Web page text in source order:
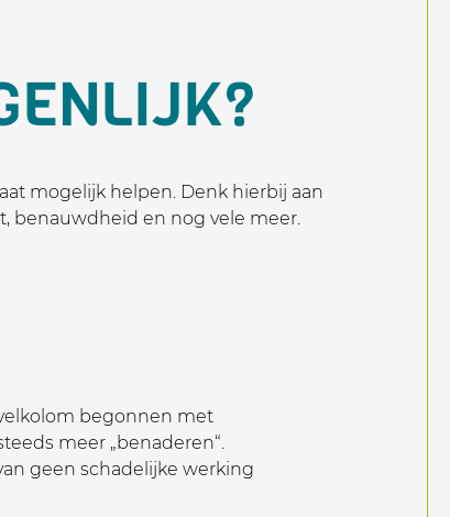
mogelijk helpen. Denk hierbij aan
benauwdheid en nog vele meer.
begonnen met
meer „benaderen“.
geen schadelijke werking